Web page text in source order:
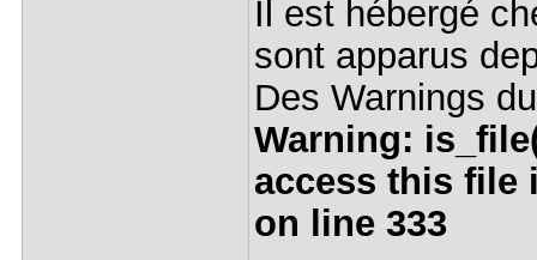
Il est hébergé
sont apparus
Des Warnings
Warning:
access this file
on line 333